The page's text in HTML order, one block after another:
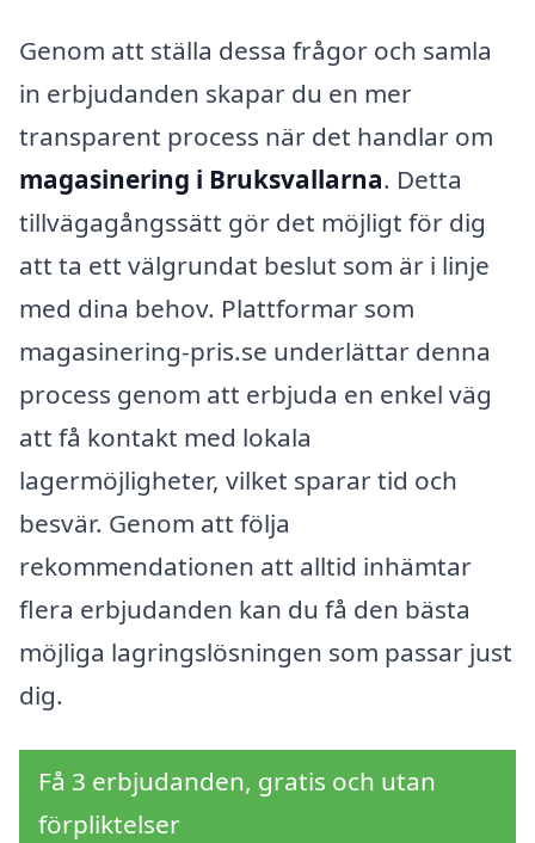
Genom att ställa dessa frågor och samla
in erbjudanden skapar du en mer
transparent process när det handlar om
magasinering i Bruksvallarna. Detta
tillvägagångssätt gör det möjligt för dig
att ta ett välgrundat beslut som är i linje
med dina behov. Plattformar som
magasinering-pris.se underlättar denna
process genom att erbjuda en enkel väg
att få kontakt med lokala
lagermöjligheter, vilket sparar tid och
besvär. Genom att följa
rekommendationen att alltid inhämtar
flera erbjudanden kan du få den bästa
möjliga lagringslösningen som passar just
dig.
Få 3 erbjudanden, gratis och utan
förpliktelser